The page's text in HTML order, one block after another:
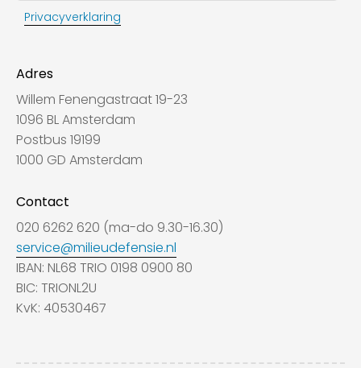
Adres
Willem Fenengastraat 19-23
1096 BL Amsterdam
Postbus 19199
1000 GD Amsterdam
Contact
020 6262 620 (ma-do 9.30-16.30)
service@milieudefensie.nl
IBAN: NL68 TRIO 0198 0900 80
BIC: TRIONL2U
KvK: 40530467
Privacyverklaring